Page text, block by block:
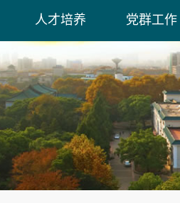
人才培养 党群工作